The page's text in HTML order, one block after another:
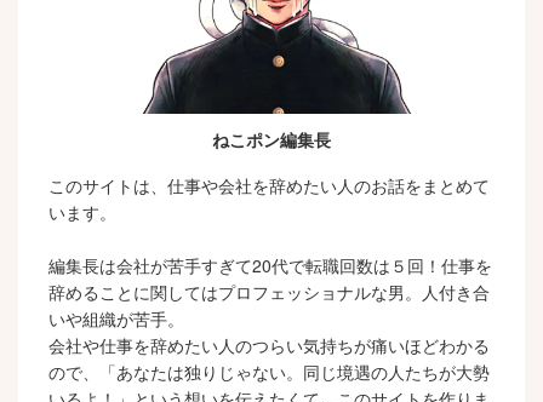
ねこポン編集長
このサイトは、仕事や会社を辞めたい人のお話をまとめて
います。
編集長は会社が苦手すぎて20代で転職回数は５回！仕事を
辞めることに関してはプロフェッショナルな男。人付き合
いや組織が苦手。
会社や仕事を辞めたい人のつらい気持ちが痛いほどわかる
ので、「あなたは独りじゃない。同じ境遇の人たちが大勢